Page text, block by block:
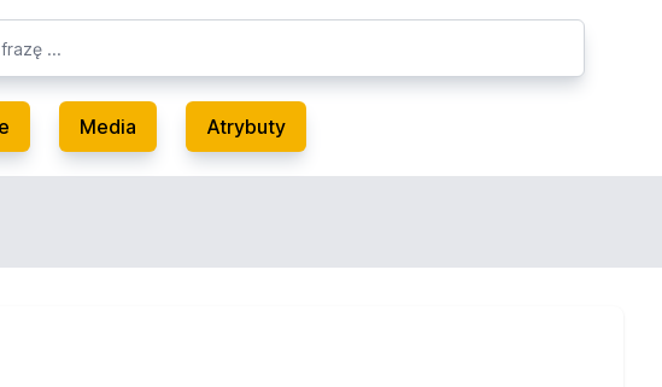
Media Atrybuty